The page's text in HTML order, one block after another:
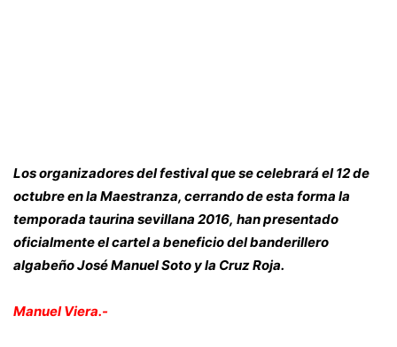
Los organizadores del festival que se celebrará el 12 de
octubre en la Maestranza, cerrando de esta forma la
temporada taurina sevillana 2016, han presentado
oficialmente el cartel a beneficio del banderillero
algabeño José Manuel Soto y la Cruz Roja.
Manuel Viera.-